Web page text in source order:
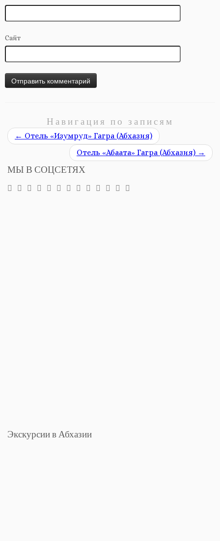
Сайт
Навигация по записям
← Отель «Изумруд» Гагра (Абхазия)
Отель «Абаата» Гагра (Абхазия) →
МЫ В СОЦСЕТЯХ
Экскурсии в Абхазии